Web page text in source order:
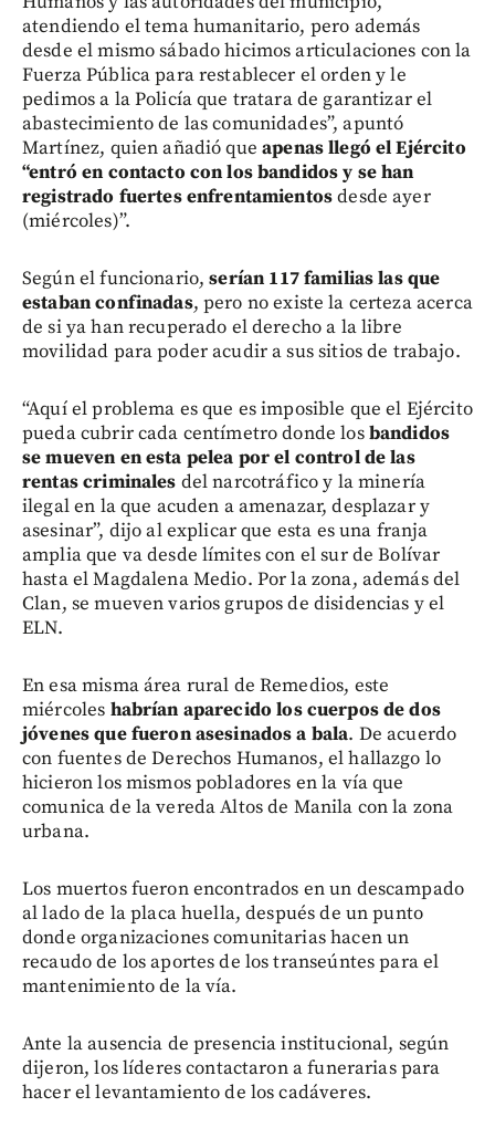
atendiendo el tema humanitario, pero además
desde el mismo sábado hicimos articulaciones con la
Fuerza Pública para restablecer el orden y le
pedimos a la Policía que tratara de garantizar el
abastecimiento de las comunidades”, apuntó
Martínez, quien añadió queapenas llegó el Ejército
“entró en contacto con los bandidos y se han
registrado fuertes enfrentamientosdesde ayer
(miércoles)”.
Según el funcionario,serían 117 familias las que
estaban confinadas, pero no existe la certeza acerca
de si ya han recuperado el derecho a la libre
movilidad para poder acudir a sus sitios de trabajo.
“Aquí el problema es que es imposible que el Ejército
pueda cubrir cada centímetro donde losbandidos
se mueven en esta pelea por el control de las
rentas criminales del narcotráfico y la minería
ilegal en la que acuden a amenazar, desplazar y
asesinar”, dijo al explicar que esta es una franja
amplia que va desde límites con el sur de Bolívar
hasta el Magdalena Medio. Por la zona, además del
Clan, se mueven varios grupos de disidencias y el
ELN.
En esa misma área rural de Remedios, este
miércoles habrían aparecido los cuerpos de dos
jóvenes que fueron asesinados a bala. De acuerdo
con fuentes de Derechos Humanos, el hallazgo lo
hicieron los mismos pobladores en la vía que
comunica de la vereda Altos de Manila con la zona
urbana.
Los muertos fueron encontrados en un descampado
al lado de la placa huella, después de un punto
donde organizaciones comunitarias hacen un
recaudo de los aportes de los transeúntes para el
mantenimiento de la vía.
Ante la ausencia de presencia institucional, según
dijeron, los líderes contactaron a funerarias para
hacer el levantamiento de los cadáveres.